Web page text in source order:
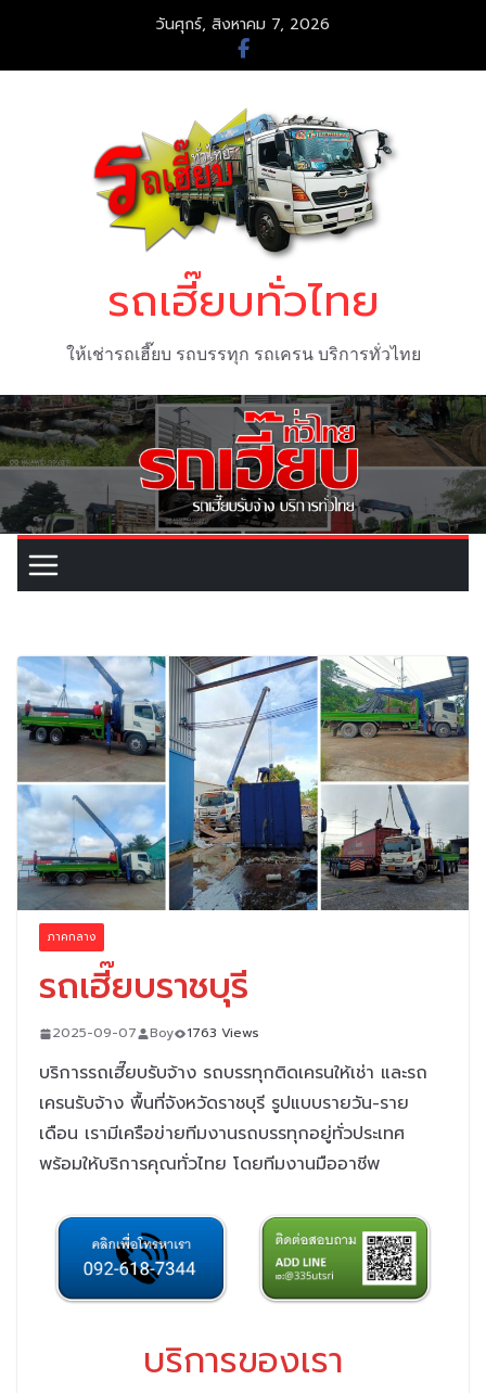
content
วันศุกร์, สิงหาคม 7, 2026
รถเฮี๊ยบทั่วไทย
ให้เช่ารถเฮี๊ยบ รถบรรทุก รถเครน บริการทั่วไทย
ภาคกลาง
รถเฮี๊ยบราชบุรี
2025-09-07 Boy 1763 Views
บริการรถเฮี๊ยบรับจ้าง รถบรรทุกติดเครนให้เช่า และรถ
เครนรับจ้าง พื้นที่จังหวัดราชบุรี รูปแบบรายวัน-ราย
เดือน เรามีเครือข่ายทีมงานรถบรรทุกอยู่ทั่วประเทศ
พร้อมให้บริการคุณทั่วไทย โดยทีมงานมืออาชีพ
บริการของเรา